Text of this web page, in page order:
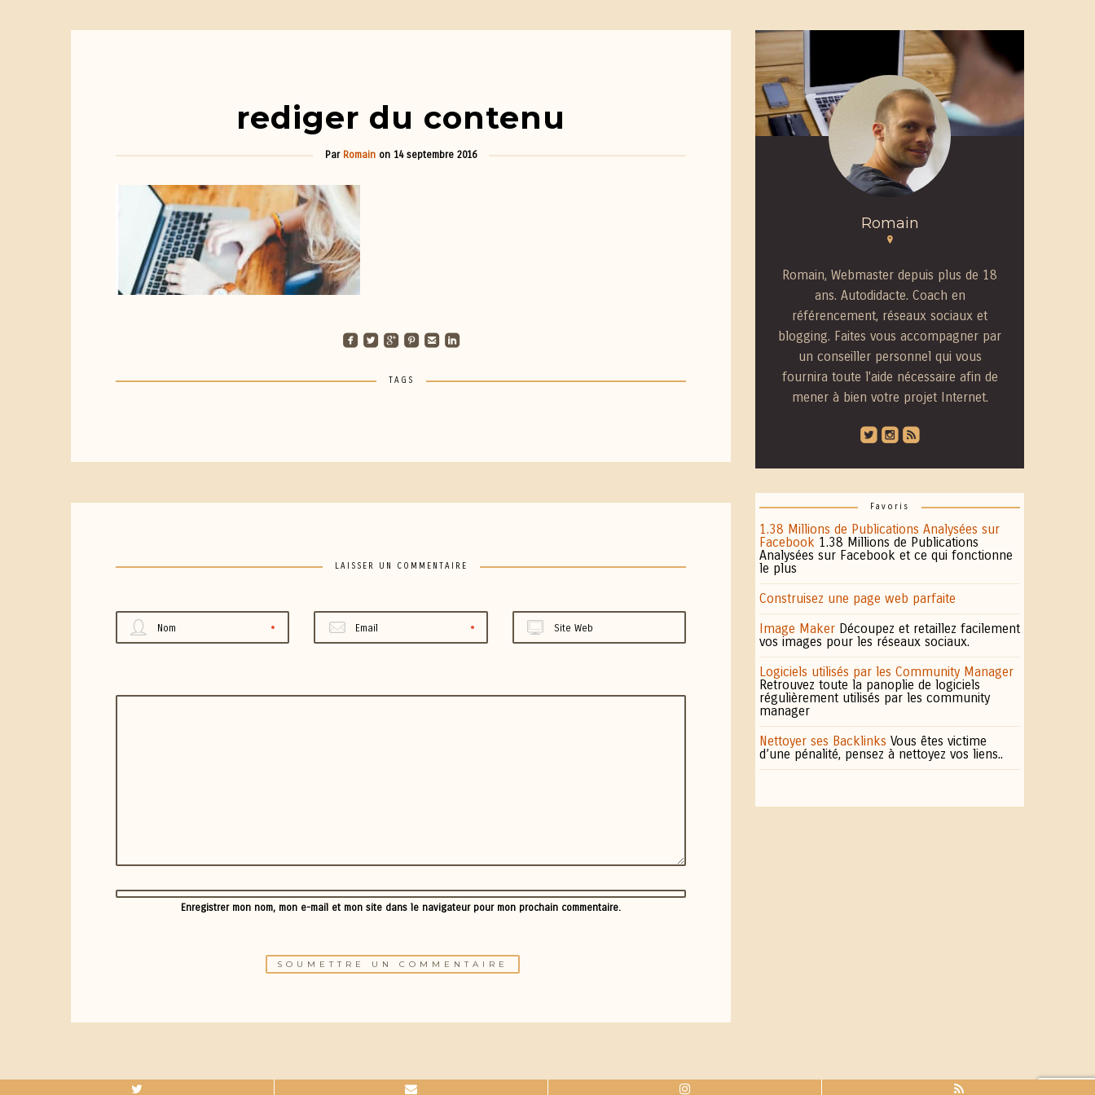
rediger du contenu
Par Romain on 14 septembre 2016
roundedfacebook roundedtwitterbird roundedgoogleplus roundedpinterest roundedemail roundedlinkedin
TAGS
LAISSER UN COMMENTAIRE
Nom Email Site Web
Enregistrer mon nom, mon e-mail et mon site dans le navigateur pour mon prochain commentaire.
Romain
Romain, Webmaster depuis plus de 18
ans. Autodidacte. Coach en
référencement, réseaux sociaux et
blogging. Faites vous accompagner par
un conseiller personnel qui vous
fournira toute l'aide nécessaire afin de
mener à bien votre projet Internet.
roundedtwitterbird roundedinstagram roundedblip
Favoris
1.38 Millions de Publications Analysées sur
Facebook 1.38 Millions de Publications
Analysées sur Facebook et ce qui fonctionne
le plus
Construisez une page web parfaite
Image Maker Découpez et retaillez facilement
vos images pour les réseaux sociaux.
Logiciels utilisés par les Community Manager
Retrouvez toute la panoplie de logiciels
régulièrement utilisés par les community
manager
Nettoyer ses Backlinks Vous êtes victime
d’une pénalité, pensez à nettoyez vos liens..